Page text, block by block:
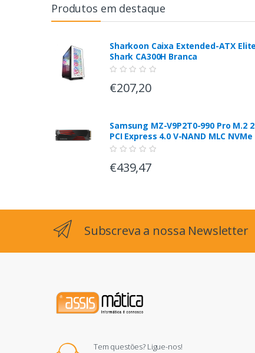
Produtos em destaque
Sharkoon Caixa Extended-ATX Elite
Shark CA300H Branca
€207,20
Samsung MZ-V9P2T0-990 Pro M.2
PCI Express 4.0 V-NAND MLC NVMe
€439,47
Subscreva a nossa Newsletter
Tem questões? Ligue-nos!